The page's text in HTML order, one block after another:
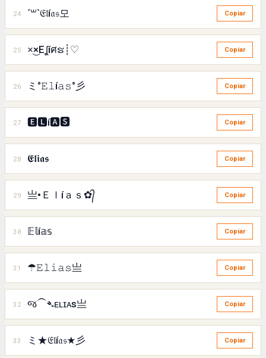
24 ´꒳`𝔈𝔩í𝔞𝔰모 Copiar
25 ×͜×Eʆíศຮ┊♡ Copiar
26 ミ°𝙴𝚕í𝚊𝚜°彡 Copiar
27 🅴🅻í🅰🆂 Copiar
28 𝕰𝖑𝖎𝖆𝖘 Copiar
29 亗•Ｅｌíａｓ✿᭄ Copiar
30 𝔼𝕝í𝕒𝕤 Copiar
31 ☂𝙴𝚕𝚒𝚊𝚜亗 Copiar
32 જ⁀➴ᴇʟɪᴀs亗 Copiar
33 ミ★𝔈𝔩í𝔞𝔰★彡 Copiar